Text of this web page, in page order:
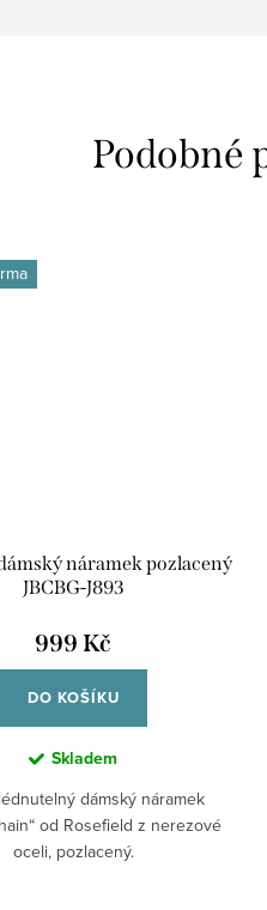
náramek pozlacený
JBCBG-J893
999 Kč
DO KOŠÍKU
Skladem
dámský náramek
od Rosefield z nerezové
oceli, pozlacený.